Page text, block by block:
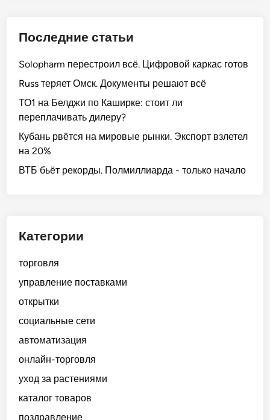
Последние статьи
Solopharm перестроил всё. Цифровой каркас готов
Russ теряет Омск. Документы решают всё
ТО1 на Белджи по Каширке: стоит ли
переплачивать дилеру?
Кубань рвётся на мировые рынки. Экспорт взлетел
на 20%
ВТБ бьёт рекорды. Полмиллиарда - только начало
Категории
торговля
управление поставками
открытки
социальные сети
автоматизация
онлайн-торговля
уход за растениями
каталог товаров
поздравление